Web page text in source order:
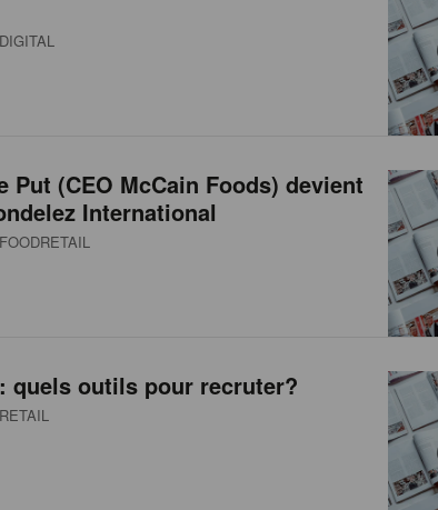
Put (CEO McCain Foods) devient
International
quels outils pour recruter?